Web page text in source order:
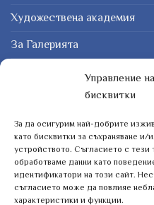
Управление
бисквитки
За да осигурим най-добрите
като бисквитки за съхраняване
устройството. Съгласието с тези
обработваме данни като
идентификатори на този сайт.
съгласието може да повлияе
характеристики и функции.
Художествена академия
За Галерията
Защо картина?
ЗАПИШЕТЕ СЕ ЗА